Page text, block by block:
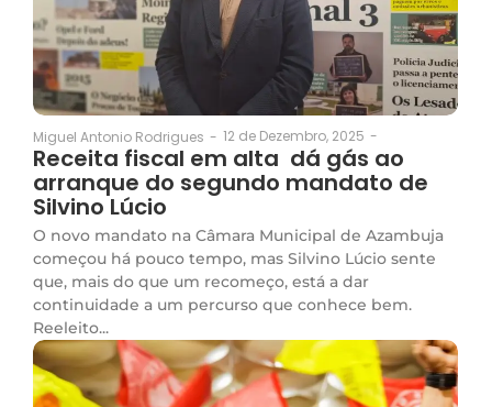
Miguel Antonio Rodrigues - 12 de Dezembro, 2025 -
Receita fiscal em alta dá gás ao
arranque do segundo mandato de
Silvino Lúcio
O novo mandato na Câmara Municipal de Azambuja
começou há pouco tempo, mas Silvino Lúcio sente
que, mais do que um recomeço, está a dar
continuidade a um percurso que conhece bem.
Reeleito...